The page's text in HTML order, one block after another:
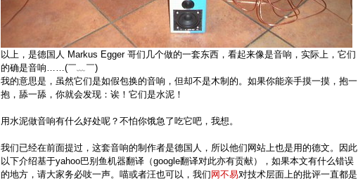
以上，是德国人 Markus Egger 哥们几个做的一套东西，看起来像是音响，实际上，它们
的确是音响……(￣﹏￣)
我的意思是，虽然它们是如假包换的音响，但却不是木制的。如果你能亲手摸一摸，抱一
抱，舔一舔，你就会发现：诶！它们是水泥！
用水泥做音响有什么好处呢？不怕你饿急了吃它吧，我想。
我们已经在前面提过，这套音响的制作者是德国人，所以他们网站上也是用的德文。因此
以下介绍基于yahoo巴别鱼机器翻译（google翻译对此亦有贡献），如果本文有什么错误
的地方，请大家务必吱一声。喵或者汪也可以，我们网不易对技术层面上的批评一直都是